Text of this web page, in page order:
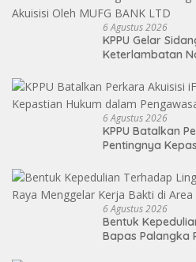
6 Agustus 2026
KPPU Gelar
Keterlambatan
6 Agustus 2026
KPPU Batalkan
Pentingnya
6 Agustus 2026
Bentuk
Bapas Palangka